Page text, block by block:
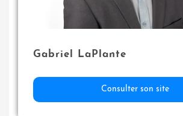
Gabriel LaPlante
Consulter son site